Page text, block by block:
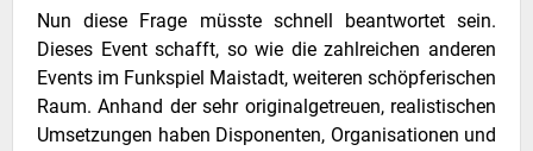
Nun diese Frage müsste schnell beantwortet sein.
Dieses Event schafft, so wie die zahlreichen anderen
Events im Funkspiel Maistadt, weiteren schöpferischen
Raum. Anhand der sehr originalgetreuen, realistischen
Umsetzungen haben Disponenten, Organisationen und